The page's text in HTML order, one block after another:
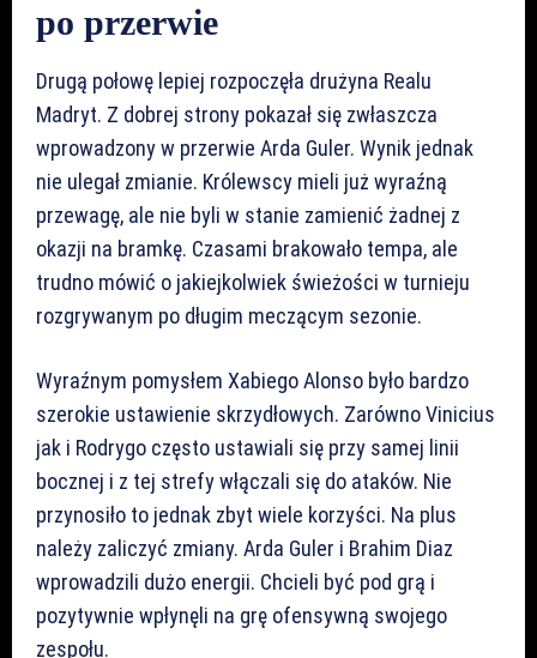
po przerwie
Drugą połowę lepiej rozpoczęła drużyna Realu
Madryt. Z dobrej strony pokazał się zwłaszcza
wprowadzony w przerwie Arda Guler. Wynik jednak
nie ulegał zmianie. Królewscy mieli już wyraźną
przewagę, ale nie byli w stanie zamienić żadnej z
okazji na bramkę. Czasami brakowało tempa, ale
trudno mówić o jakiejkolwiek świeżości w turnieju
rozgrywanym po długim meczącym sezonie.
Wyraźnym pomysłem Xabiego Alonso było bardzo
szerokie ustawienie skrzydłowych. Zarówno Vinicius
jak i Rodrygo często ustawiali się przy samej linii
bocznej i z tej strefy włączali się do ataków. Nie
przynosiło to jednak zbyt wiele korzyści. Na plus
należy zaliczyć zmiany. Arda Guler i Brahim Diaz
wprowadzili dużo energii. Chcieli być pod grą i
pozytywnie wpłynęli na grę ofensywną swojego
zespołu.